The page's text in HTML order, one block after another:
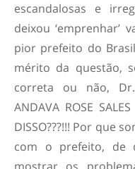
escandalosas e
deixou ‘emprenhar’
pior prefeito do
mérito da questão,
correta ou não,
ANDAVA ROSE
DISSO???!!! Por que
com o prefeito, de